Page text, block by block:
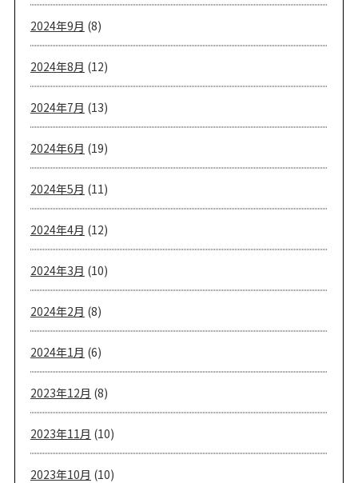
2024年9月 (8)
2024年8月 (12)
2024年7月 (13)
2024年6月 (19)
2024年5月 (11)
2024年4月 (12)
2024年3月 (10)
2024年2月 (8)
2024年1月 (6)
2023年12月 (8)
2023年11月 (10)
2023年10月 (10)